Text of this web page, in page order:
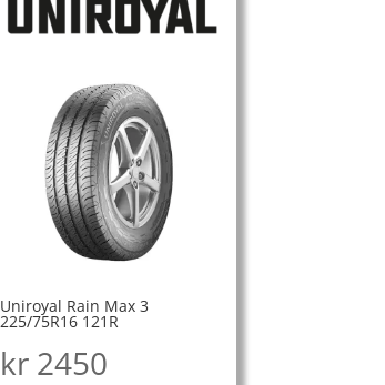
Uniroyal Rain Max 3
225/75R16 121R
kr2450